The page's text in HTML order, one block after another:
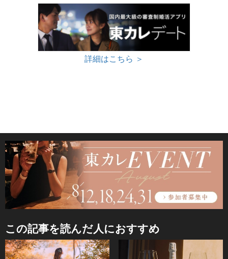
詳細はこちら ＞
この記事を読んだ人におすすめ